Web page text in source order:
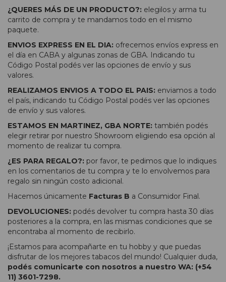
¿QUERES MÁS DE UN PRODUCTO?: elegilos y arma tu
carrito de compra y te mandamos todo en el mismo
paquete.
ENVIOS EXPRESS EN EL DIA: ofrecemos envíos express en
el día en CABA y algunas zonas de GBA. Indicando tu
Código Postal podés ver las opciones de envío y sus
valores.
REALIZAMOS ENVIOS A TODO EL PAIS: enviamos a todo
el país, indicando tu Código Postal podés ver las opciones
de envío y sus valores.
ESTAMOS EN MARTINEZ, GBA NORTE: también podés
elegir retirar por nuestro Showroom eligiendo esa opción al
momento de realizar tu compra.
¿ES PARA REGALO?: por favor, te pedimos que lo indiques
en los comentarios de tu compra y te lo envolvemos para
regalo sin ningún costo adicional.
Hacemos únicamente Facturas B a Consumidor Final.
DEVOLUCIONES: podés devolver tu compra hasta 30 días
posteriores a la compra, en las mismas condiciones que se
encontraba al momento de recibirlo.
¡Estamos para acompañarte en tu hobby y que puedas
disfrutar de los mejores tabacos del mundo! Cualquier duda,
podés comunicarte con nosotros a nuestro WA: (+54
11) 3601-7298.